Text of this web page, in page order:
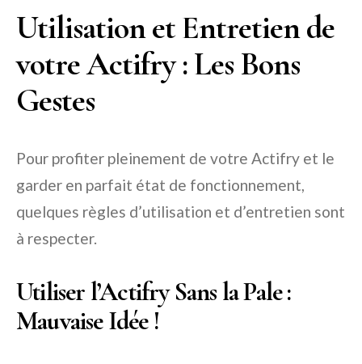
Utilisation et Entretien de
votre Actifry : Les Bons
Gestes
Pour profiter pleinement de votre Actifry et le
garder en parfait état de fonctionnement,
quelques règles d’utilisation et d’entretien sont
à respecter.
Utiliser l’Actifry Sans la Pale :
Mauvaise Idée !